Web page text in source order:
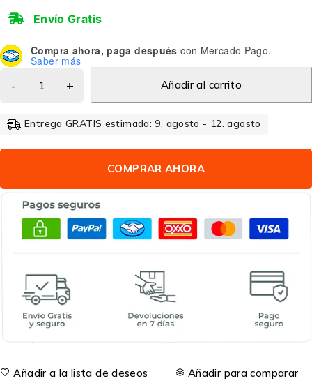
Envío Gratis
Compra ahora, paga después con Mercado Pago.
Saber más
Añadir al carrito
Entrega GRATIS estimada: 9. agosto - 12. agosto
COMPRAR AHORA
Añadir a la lista de deseos Añadir para comparar